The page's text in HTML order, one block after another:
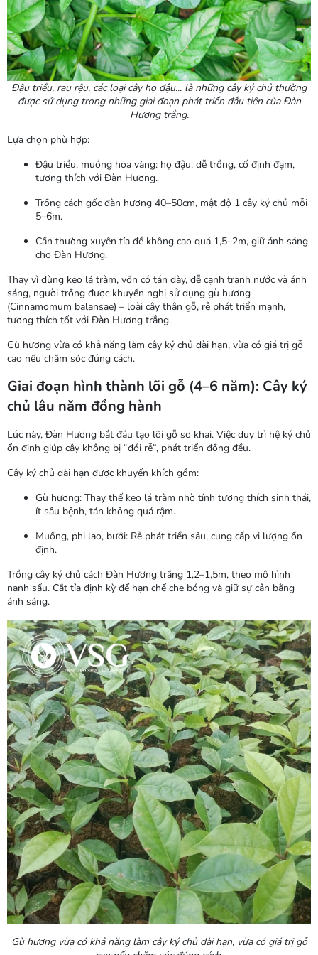
Đậu triều, rau rệu, các loại cây họ đậu... là những cây ký chủ thường
được sử dụng trong những giai đoạn phát triển đầu tiên của Đàn
Hương trắng.
Lựa chọn phù hợp:
Đậu triều, muồng hoa vàng: họ đậu, dễ trồng, cố định đạm,
tương thích với Đàn Hương.
Trồng cách gốc đàn hương 40–50cm, mật độ 1 cây ký chủ mỗi
5–6m.
Cần thường xuyên tỉa để không cao quá 1,5–2m, giữ ánh sáng
cho Đàn Hương.
Thay vì dùng keo lá tràm, vốn có tán dày, dễ cạnh tranh nước và ánh
sáng, người trồng được khuyến nghị sử dụng gù hương
(Cinnamomum balansae) – loài cây thân gỗ, rễ phát triển mạnh,
tương thích tốt với Đàn Hương trắng.
Gù hương vừa có khả năng làm cây ký chủ dài hạn, vừa có giá trị gỗ
cao nếu chăm sóc đúng cách.
Giai đoạn hình thành lõi gỗ (4–6 năm): Cây ký
chủ lâu năm đồng hành
Lúc này, Đàn Hương bắt đầu tạo lõi gỗ sơ khai. Việc duy trì hệ ký chủ
ổn định giúp cây không bị “đói rễ”, phát triển đồng đều.
Cây ký chủ dài hạn được khuyến khích gồm:
Gù hương: Thay thế keo lá tràm nhờ tính tương thích sinh thái,
ít sâu bệnh, tán không quá rậm.
Muồng, phi lao, bưởi: Rễ phát triển sâu, cung cấp vi lượng ổn
định.
Trồng cây ký chủ cách Đàn Hương trắng 1,2–1,5m, theo mô hình
nanh sấu. Cắt tỉa định kỳ để hạn chế che bóng và giữ sự cân bằng
ánh sáng.
Gù hương vừa có khả năng làm cây ký chủ dài hạn, vừa có giá trị gỗ